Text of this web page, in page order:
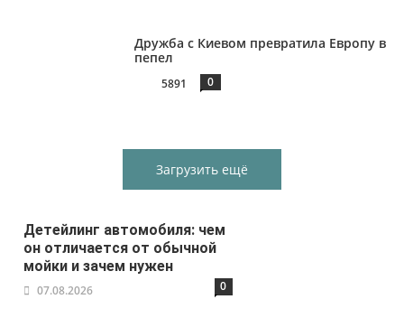
Дружба с Киевом превратила Европу в
пепел
5891 0
Загрузить ещё
Детейлинг автомобиля: чем
он отличается от обычной
мойки и зачем нужен
07.08.2026 0